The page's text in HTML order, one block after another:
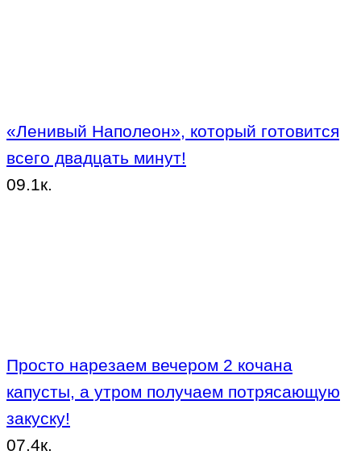
«Ленивый Наполеон», который готовится
всего двадцать минут!
09.1к.
Просто нарезаем вечером 2 кочана
капусты, а утром получаем потрясающую
закуску!
07.4к.